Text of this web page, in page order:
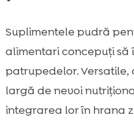
Suplimentele pudră
alimentari concepuți
patrupedelor.
largă de nevoi
integrarea lor în hrana